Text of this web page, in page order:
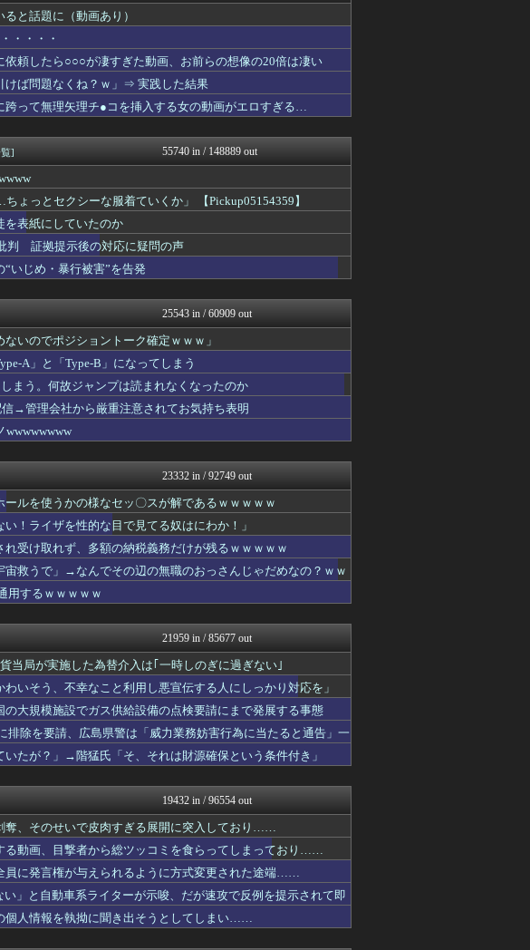
が運行スター...
AKB48タイムズ（AKB...
なんJ PRIDE
なくて休め...
痛いニュース(ﾉ∀`)
資格ちゃんねる
アルファルファモザイク＠ネ...
阪神タイガースちゃんねる
し流問題解決...
投資ちゃんねる
人は診ませ...
なんJミュージアム
ール】
ポーランドボール 翻訳
の半分以下に…...
！』と押しか...
渡る世間はキチばかり - ...
ィア！
軍事・ミリタリー速報☆彡
動画あり）
所が…
ガンプラ ログ
乃木坂46まとめ 乃木りん...
衝撃体験！アンビリバボー｜...
キ性だ！」と...
基地沢直樹-復讐・修羅場・...
てるのに姉は...
衝撃体験！アンビリバボー｜...
なんかいなか...
喪女リカ喪女ルカ┃鬼女・生...
鬼女まとめ速報 -修羅場・...
奥様は鬼女-DQN返しまと...
のツケが一気...
ファ板速報
国難にあってもの申す！！
ーな服着て...
アルファルファモザイク＠ネ...
との熱いM...
海外さんいらっしゃい 海外...
から総ツッコ...
U-1 NEWS.
中出会ったA...
基地沢直樹-復讐・修羅場・...
奥様は鬼女-DQN返しまと...
り・・・・・
スマブラ屋さん | スマブ...
。だが私もそ...
衝撃体験！アンビリバボー｜...
見た夫…「そ...
喪女リカ喪女ルカ┃鬼女・生...
鬼女まとめ速報 -修羅場・...
ｗｗｗｗｗ
なんJ PRIDE
わんこーる速報！
VIPワイドガイド
(*ﾟ∀ﾟ)ゞカガクニュー...
℃-ute派なんday
異世界転生まとめ速報
実況｜...
にゅーすアルー！
知った友人...
修羅ママ速報
なこと利用し...
おーるじゃんる
衝撃体験！アンビリバボー｜...
MLB NEWS@まとめ
」嫁「これは...
喪女リカ喪女ルカ┃鬼女・生...
奥様は鬼女-DQN返しまと...
たですね」→そ...
鬼女はみた -修羅場・恋愛...
と話題に（動画あり）
・・・・
依頼したら○○○が凄すぎた動画、お前らの想像の20倍は凄い
けば問題なくね？ｗ」⇒ 実践した結果
跨って無理矢理チ●コを挿入する女の動画がエロすぎる…
] 55740 in / 148889 out
ょっとセクシーな服着ていくか」 【Pickup05154359】
を表紙にしていたのか
判 証拠提示後の対応に疑問の声
“いじめ・暴行被害”を告発
25543 in / 60909 out
いのでポジショントーク確定ｗｗｗ」
A」と「Type-B」になってしまう
まう。何故ジャンプは読まれなくなったのか
信→管理会社から厳重注意されてお気持ち表明
wwwwwwww
23332 in / 92749 out
ルを使うかの様なセッ〇スが解であるｗｗｗｗｗ
！ライザを性的な目で見てる奴はにわか！」
受け取れず、多額の納税義務だけが残るｗｗｗｗｗ
宙救うで」→なんでその辺の無職のおっさんじゃだめなの？ｗｗ
用するｗｗｗｗｗ
21959 in / 85677 out
当局が実施した為替介入は｢一時しのぎに過ぎない｣
いそう、不幸なこと利用し悪宣伝する人にしっかり対応を」
大規模施設でガス供給設備の点検要請にまで発展する事態
排除を要請、広島県警は「威力業務妨害行為に当たると通告」一
たが？」→階猛氏「そ、それは財源確保という条件付き」
19432 in / 96554 out
奪、そのせいで皮肉すぎる展開に突入しており……
る動画、目撃者から総ツッコミを食らってしまっており……
員に発言権が与えられるように方式変更された途端……
」と自動車系ライターが示唆、だが速攻で反例を提示されて即
個人情報を執拗に聞き出そうとしてしまい……